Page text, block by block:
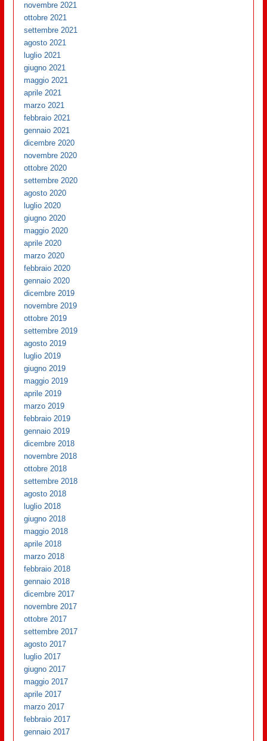
novembre 2021
ottobre 2021
settembre 2021
agosto 2021
luglio 2021
giugno 2021
maggio 2021
aprile 2021
marzo 2021
febbraio 2021
gennaio 2021
dicembre 2020
novembre 2020
ottobre 2020
settembre 2020
agosto 2020
luglio 2020
giugno 2020
maggio 2020
aprile 2020
marzo 2020
febbraio 2020
gennaio 2020
dicembre 2019
novembre 2019
ottobre 2019
settembre 2019
agosto 2019
luglio 2019
giugno 2019
maggio 2019
aprile 2019
marzo 2019
febbraio 2019
gennaio 2019
dicembre 2018
novembre 2018
ottobre 2018
settembre 2018
agosto 2018
luglio 2018
giugno 2018
maggio 2018
aprile 2018
marzo 2018
febbraio 2018
gennaio 2018
dicembre 2017
novembre 2017
ottobre 2017
settembre 2017
agosto 2017
luglio 2017
giugno 2017
maggio 2017
aprile 2017
marzo 2017
febbraio 2017
gennaio 2017